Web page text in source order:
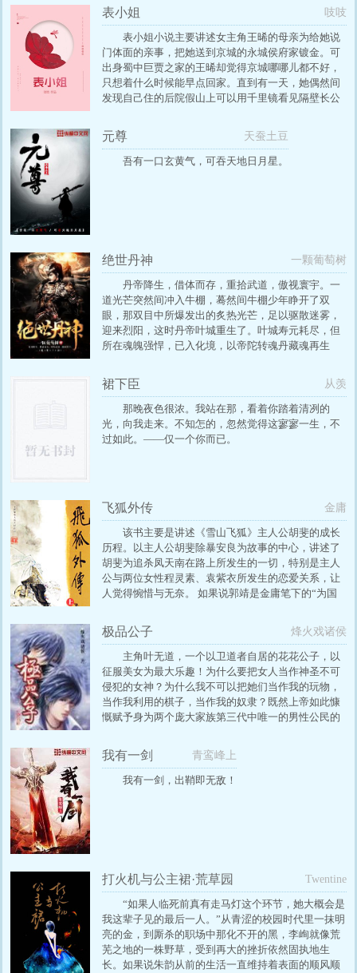
表小姐 吱吱
表小姐小说主要讲述女主角王晞的母亲为给她说
门体面的亲事，把她送到京城的永城侯府家镀金。可
出身蜀中巨贾之家的王晞却觉得京城哪哪儿都不好，
只想着什么时候能早点回家。直到有一天，她偶然间
发现自己住的后院假山上可以用千里镜看见隔壁长公
俊！永城侯府的表姐们可真有趣！京城好好玩！
元尊 天蚕土豆
吾有一口玄黄气，可吞天地日月星。
绝世丹神 一颗葡萄树
丹帝降生，借体而存，重拾武道，傲视寰宇。一
道光芒突然间冲入牛棚，蓦然间牛棚少年睁开了双
眼，那双目中所爆发出的炙热光芒，足以驱散迷雾，
迎来烈阳，这时丹帝叶城重生了。叶城寿元耗尽，但
所在魂魄强悍，已入化境，以帝陀转魂丹藏魂再生
裙下臣 从羡
那晚夜色很浓。我站在那，看着你踏着清冽的
光，向我走来。不知怎的，忽然觉得这寥寥一生，不
过如此。——仅一个你而已。
飞狐外传 金庸
该书主要是讲述《雪山飞狐》主人公胡斐的成长
历程。以主人公胡斐除暴安良为故事的中心，讲述了
胡斐为追杀凤天南在路上所发生的一切，特别是主人
公与两位女性程灵素、袁紫衣所发生的恋爱关系，让
人觉得惋惜与无奈。 如果说郭靖是金庸笔下的“为国
弱”的理想的化身。他可以为素不相识的一家三口打抱
不平，不为所爱之人的求恳所动。体现出江湖一代大
侠在爱情面前是那样的脆弱与无奈。
极品公子 烽火戏诸侯
主角叶无道，一个以卫道者自居的花花公子，以
征服美女为最大乐趣！为什么要把女人当作神圣不可
侵犯的女神？为什么我不可以把她们当作我的玩物，
当作我利用的棋子，当作我的奴隶？既然上帝如此慷
慨赋予身为两个庞大家族第三代中唯一的男性公民的
人的最好礼物？
我有一剑 青鸾峰上
我有一剑，出鞘即无敌！
打火机与公主裙·荒草园 Twentine
“如果人临死前真有走马灯这个环节，她大概会是
我这辈子见的最后一人。”从青涩的校园时代里一抹明
亮的金，到厮杀的职场中那化不开的黑，李峋就像荒
芜之地的一株野草，受到再大的挫折依然固执地生
长。如果说朱韵从前的生活一直维持着表面的顺风顺